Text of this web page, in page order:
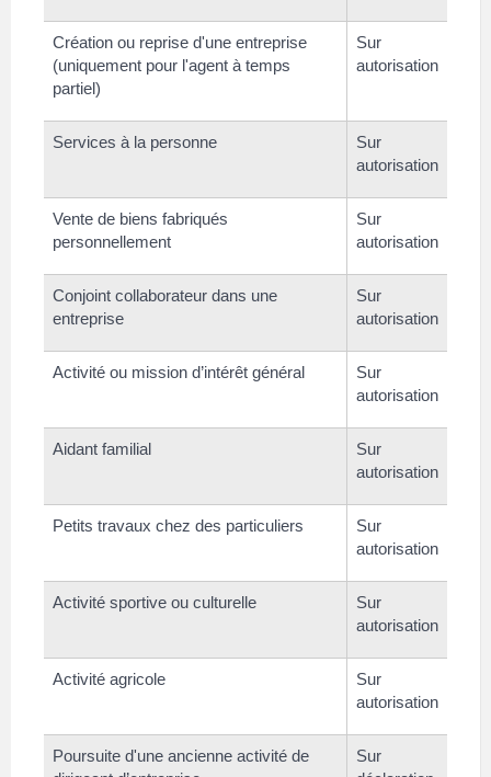
Création ou reprise d'une entreprise
(uniquement pour l'agent à temps
partiel)
Sur
autorisation
Services à la personne
Sur
autorisation
Vente de biens fabriqués
personnellement
Sur
autorisation
Conjoint collaborateur dans une
entreprise
Sur
autorisation
Activité ou mission d’intérêt général
Sur
autorisation
Aidant familial
Sur
autorisation
Petits travaux chez des particuliers
Sur
autorisation
Activité sportive ou culturelle
Sur
autorisation
Activité agricole
Sur
autorisation
Poursuite d'une ancienne activité de
Sur